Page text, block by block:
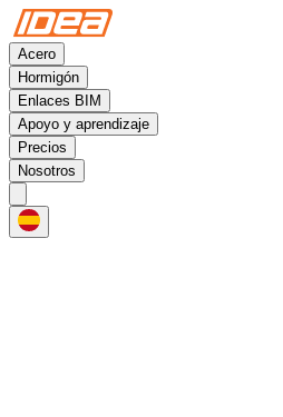
Acero
Hormigón
Enlaces BIM
Apoyo y aprendizaje
Precios
Nosotros